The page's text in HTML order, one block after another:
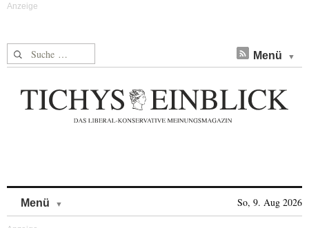
Suche nach: Menü
Menü So, 9. Aug 2026